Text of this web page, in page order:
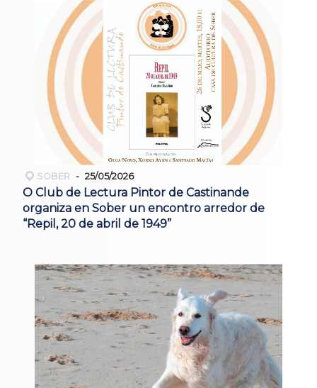
SOBER 25/05/2026
O Club de Lectura Pintor de Castinande
organiza en Sober un encontro arredor de
“Repil, 20 de abril de 1949”